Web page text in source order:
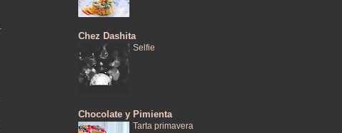
Chez Dashita
Selfie
Chocolate y Pimienta
Tarta primavera